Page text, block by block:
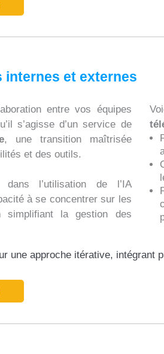
internes et externes
entre vos équipes
s’agisse d’un service de
, une transition maîtrisée
et des outils.
dans l’utilisation de l’IA
à se concentrer sur les
la gestion des
une approche itérative, intégrant